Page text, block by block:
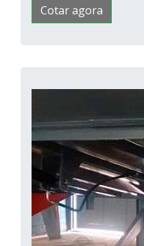
Cotar agora